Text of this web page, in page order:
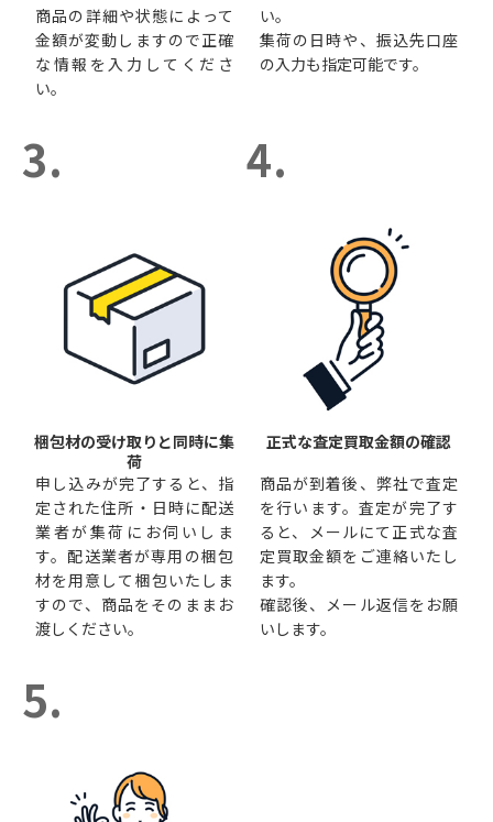
商品の詳細や状態によって
金額が変動しますので正確
な情報を入力してくださ
い。
い。
集荷の日時や、振込先口座
の入力も指定可能です。
3.
梱包材の受け取りと同時に集
荷
申し込みが完了すると、指
定された住所・日時に配送
業者が集荷にお伺いしま
す。配送業者が専用の梱包
材を用意して梱包いたしま
すので、商品をそのままお
渡しください。
4.
正式な査定買取金額の確認
商品が到着後、弊社で査定
を行います。査定が完了す
ると、メールにて正式な査
定買取金額をご連絡いたし
ます。
確認後、メール返信をお願
いします。
5.